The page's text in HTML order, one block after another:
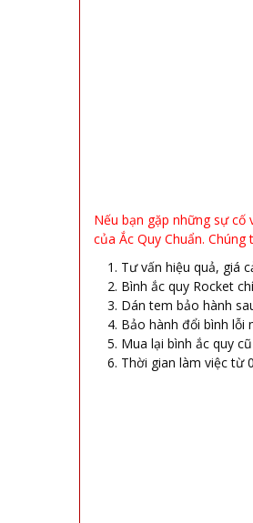
Nếu bạn gặp những sự
của Ắc Quy Chuẩn. Chúng
Tư vấn hiệu quả, giá
Bình ắc quy Rocket
Dán tem bảo hành
Bảo hành đổi bình lỗi
Mua lại bình ắc quy
Thời gian làm việc từ